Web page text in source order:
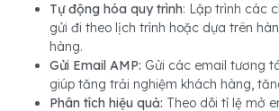
Tự động hóa quy trình: Lập trình các
gửi đi theo lịch trình hoặc dựa trên
hàng.
Gửi Email AMP: Gửi các email tương
giúp tăng trải nghiệm khách hàng,
Phân tích hiệu quả: Theo dõi tỉ lệ mở